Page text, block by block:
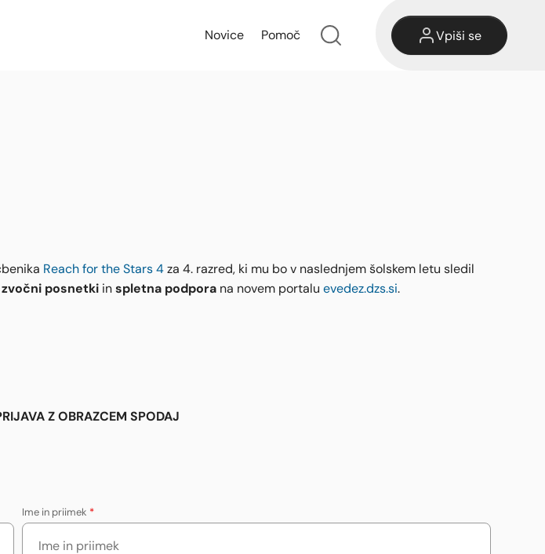
Novice Pomoč Vpiši se
Reach for the Stars 4 za 4. razred, ki mu bo v naslednjem šolskem letu sledil
posnetki in spletna podpora na novem portalu evedez.dzs.si.
Z OBRAZCEM SPODAJ
Ime in priimek *